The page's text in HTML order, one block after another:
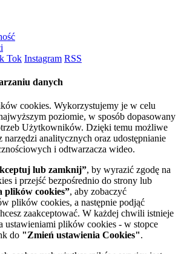
Tok Instagram RSS
danych
cookies. Wykorzystujemy je w celu
poziomie, w sposób dopasowany
Użytkowników. Dzięki temu możliwe
narzędzi analitycznych oraz udostępnianie
i odtwarzacza wideo.
lub zamknij”, by wyrazić zgodę na
i przejść bezpośrednio do strony lub
plików cookies”, aby zobaczyć
plików cookies, a następnie podjąć
zaakceptować. W każdej chwili istnieje
ustawieniami plików cookies - w stopce
do "Zmień ustawienia Cookies".